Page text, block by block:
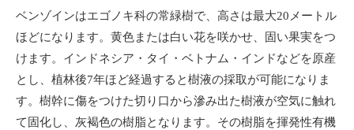
ベンゾインはエゴノキ科の常緑樹で、高さは最大20メートル
ほどになります。黄色または白い花を咲かせ、固い果実をつ
けます。インドネシア・タイ・ベトナム・インドなどを原産
とし、植林後7年ほど経過すると樹液の採取が可能になりま
す。樹幹に傷をつけた切り口から滲み出た樹液が空気に触れ
て固化し、灰褐色の樹脂となります。その樹脂を揮発性有機